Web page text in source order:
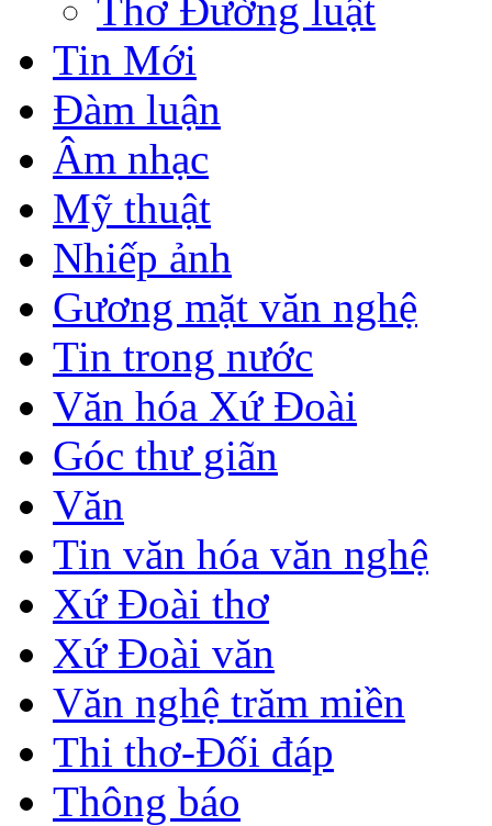
Thơ Đường luật
Tin Mới
Đàm luận
Âm nhạc
Mỹ thuật
Nhiếp ảnh
Gương mặt văn nghệ
Tin trong nước
Văn hóa Xứ Đoài
Góc thư giãn
Văn
Tin văn hóa văn nghệ
Xứ Đoài thơ
Xứ Đoài văn
Văn nghệ trăm miền
Thi thơ-Đối đáp
Thông báo